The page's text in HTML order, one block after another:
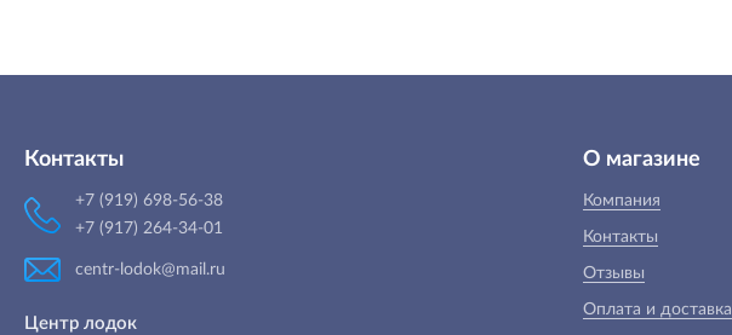
Контакты
+7 (919) 698-56-38
+7 (917) 264-34-01
centr-lodok@mail.ru
Центр лодок
О магазине
Компания
Контакты
Отзывы
Оплата и доставка